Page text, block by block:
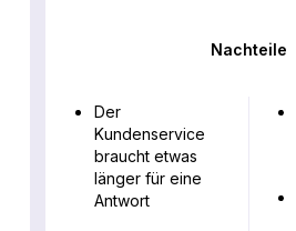
Nachteile
Der
Kundenservice
braucht etwas
länger für eine
Antwort